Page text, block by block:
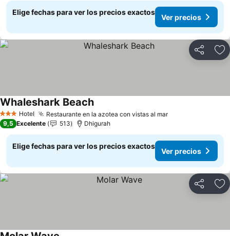
Elige fechas para ver los precios exactos
Ver precios
Compartir
3 Estrellas
Hotel Restaurante en la azotea con vistas al mar
Whaleshark Beach
9,5 Excelente 513 Dhigurah
Elige fechas para ver los precios exactos
Ver precios
Compartir